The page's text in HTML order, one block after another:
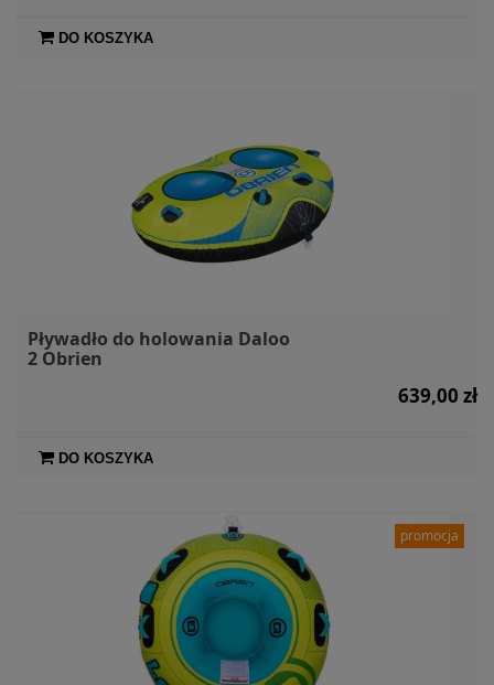
DO KOSZYKA
Pływadło do holowania Daloo
2 Obrien
639,00 zł
DO KOSZYKA
promocja